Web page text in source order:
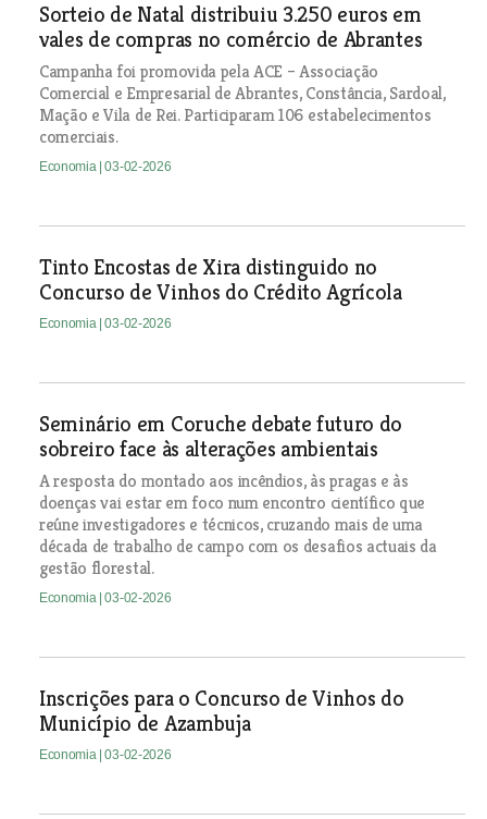
Sorteio de Natal distribuiu 3.250 euros em
vales de compras no comércio de Abrantes
Campanha foi promovida pela ACE – Associação
Comercial e Empresarial de Abrantes, Constância, Sardoal,
Mação e Vila de Rei. Participaram 106 estabelecimentos
comerciais.
Economia | 03-02-2026
Tinto Encostas de Xira distinguido no
Concurso de Vinhos do Crédito Agrícola
Economia | 03-02-2026
Seminário em Coruche debate futuro do
sobreiro face às alterações ambientais
A resposta do montado aos incêndios, às pragas e às
doenças vai estar em foco num encontro científico que
reúne investigadores e técnicos, cruzando mais de uma
década de trabalho de campo com os desafios actuais da
gestão florestal.
Economia | 03-02-2026
Inscrições para o Concurso de Vinhos do
Município de Azambuja
Economia | 03-02-2026